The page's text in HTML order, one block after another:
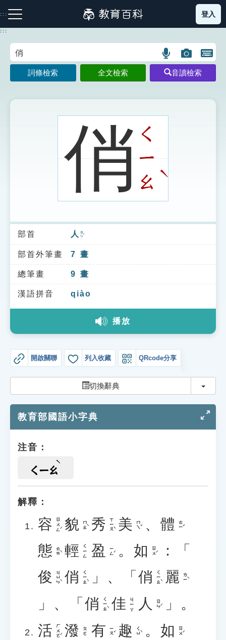
到
主
:::
注音索引圖示 筆畫索引圖示 部首索引表圖示
索引選單
知識索引
單字索引
生命大百科索引
教學應用
貓頭鷹博士
登入
:::
語
言
搜
示
圖
片
搜
開
鍵
圖
詞條檢索 全文檢索 音讀檢索
俏 ㄑ
ㄧ
ㄠ
ˋ
部首 人 ㄖㄣˊ
部首外筆畫 7 畫
總筆畫 9 畫
漢語拼音 qiào
播放
開啟關聯 列入收藏 QRcode分享
切換辭典 切換
教育部國語小字典
注音：
ㄑㄧㄠ
解釋：
容 ㄖㄨㄥˊ 貌 ㄇㄠˋ 秀 ㄒㄧㄡˋ 美 ㄇㄟˇ 、 體 ㄊㄧˇ
態 ㄊㄞˋ 輕 ㄑㄧㄥ 盈 ㄧㄥˊ 。 如 ㄖㄨˊ
：「
俊 ㄐㄩㄣˋ 俏 ㄑㄧㄠˋ 」、「 俏 ㄑㄧㄠˋ 麗 ㄌㄧˋ
」、「 俏 ㄑㄧㄠˋ 佳 ㄐㄧㄚ 人 ㄖㄣˊ
」。
活 ㄏㄨㄛˊ 潑 ㄆㄛ 有 ㄧㄡˇ 趣 ㄑㄩˋ 。 如 ㄖㄨˊ